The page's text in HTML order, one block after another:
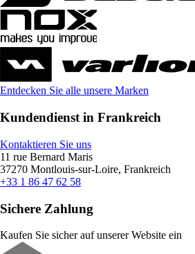
Entdecken Sie alle unsere Marken
Kundendienst in Frankreich
Kontaktieren Sie uns
11 rue Bernard Maris
37270 Montlouis-sur-Loire, Frankreich
+33 1 86 47 62 58
Sichere Zahlung
Kaufen Sie sicher auf unserer Website ein